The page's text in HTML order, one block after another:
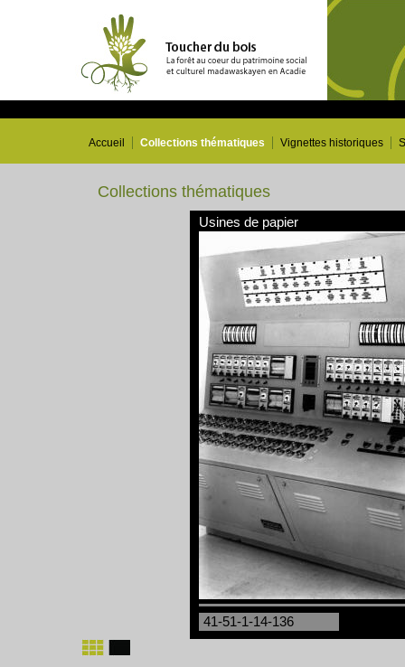
Accueil Collections thématiques Vignettes historiques
Collections thématiques
Usines de papier
41-51-1-14-136